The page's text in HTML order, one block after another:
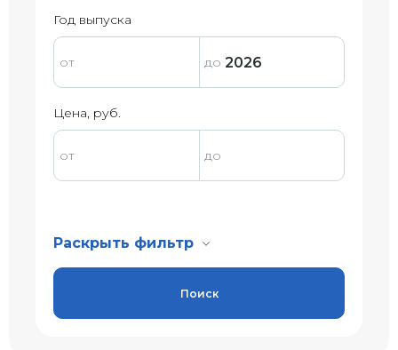
Год выпуска
Цена, руб.
Раскрыть фильтр
Поиск